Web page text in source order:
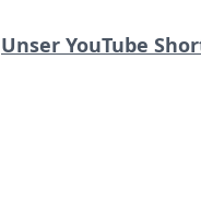
Unser YouTube